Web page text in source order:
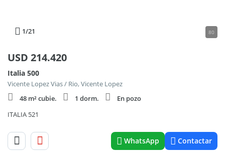
1/21 80
USD 214.420
Italia 500
Vicente Lopez Vias / Rio, Vicente Lopez
48 m² cubie.
1 dorm.
En pozo
ITALIA 521
WhatsApp Contactar